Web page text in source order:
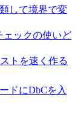
して境界で変
ェックの使いど
トを速く作る
ドにDbCを入